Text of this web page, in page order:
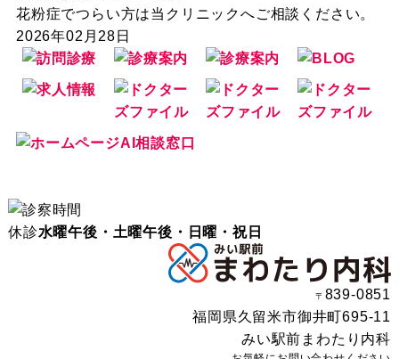
花粉症でつらい方は当クリニックへご相談ください。
2026年02月28日
休診水曜午後・土曜午後・日曜・祝日
〒 839-0851
福岡県久留米市御井町695-11
みい駅前まわたり内科